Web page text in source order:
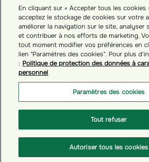
Tous nos fonds
Contact
Groupama ES
Paramètres des cookies
En cliquant sur « Accepter tous les cookies
acceptez le stockage de cookies sur votre
améliorer la navigation sur le site, analyser
et contribuer à nos efforts de marketing.
tout moment modifier vos préférences en
lien "Paramètres des cookies". Pour plus
: Politique de protection des données à
personnel
Paramètres des cookies
Tout refuser
Autoriser tous les cookies